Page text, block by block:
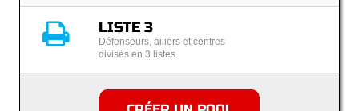
LISTE 3
Défenseurs, ailiers et centres
divisés en 3 listes.